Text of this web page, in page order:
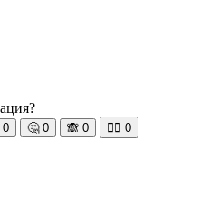
0 🤔 0 🙈 0 🧘‍♀️ 0